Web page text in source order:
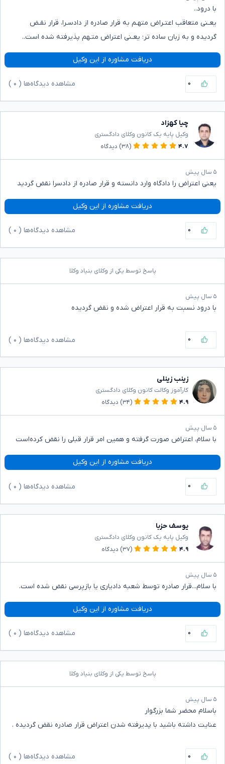
با درود..
یعـنی متعاقب اعتـراض متهـم به قرار صادره از دادسـرا، قرار نقـض
گردیده و به زبان ساده تر؛ یعـنی اعتراض متـهم پذیرفته شده است..
دریافت مشاوره از این وکیل
۰ مشاهده دیدگاه‌ها ( ۰
چیا کهزاد
وکیل پایه یک کانون وکلای دادگستری
۴.۷
(۳۸) دیدگاه
۵ سال پیش
یعنی اعتراض را دادگاه وارد دانسته و قرار صادره از دادسرا نقض گردید
دریافت مشاوره از این وکیل
۰ مشاهده دیدگاه‌ها ( ۰
پاسخ توسط یکی از وکلای بنیاد وکلا
۵ سال پیش
با درود نسبت به قرار اعتراض شده و نقض گردیده
۰ مشاهده دیدگاه‌ها ( ۰
زینب زینلی
کارآموز وکالت کانون وکلای دادگستری
۴.۹
(۳۴) دیدگاه
۵ سال پیش
با سلام، اعتراض صورت گرفته و همین امر قرار قبلی را نقض کرده‌است
دریافت مشاوره از این وکیل
۰ مشاهده دیدگاه‌ها ( ۰
یوسف حزبا
وکیل پایه یک کانون وکلای دادگستری
۴.۹
(۳۷) دیدگاه
۵ سال پیش
با سلام...قرار صادره توسط شعبه دادیاری یا بازپرسی نقض شده است.
دریافت مشاوره از این وکیل
۰ مشاهده دیدگاه‌ها ( ۰
پاسخ توسط یکی از وکلای بنیاد وکلا
۵ سال پیش
باسلام محضر شما بزرگوار
عنایت داشته باشید با پدیرفته شدن اعتراض قرار صادره نقض گردیده .
۰ مشاهده دیدگاه‌ها ( ۰